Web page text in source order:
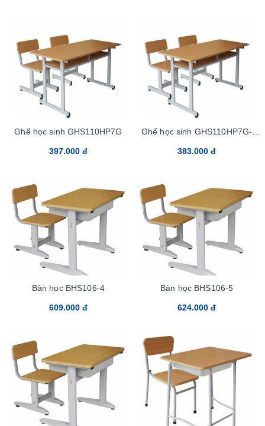
Ghế học sinh GHS110HP7G
397.000 đ
Ghế học sinh GHS110HP7G-
383.000 đ
Bàn học BHS106-4
609.000 đ
Bàn học BHS106-5
624.000 đ